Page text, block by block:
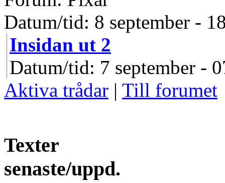
Datum/tid: 8 september -
Insidan ut 2
Datum/tid: 7 september -
Aktiva trådar | Till forumet
Texter
senaste/uppd.